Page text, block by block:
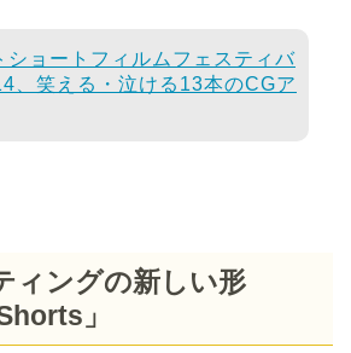
ショートフィルムフェスティバ
、笑える・泣ける13本のCGア
ィングの新しい形
」